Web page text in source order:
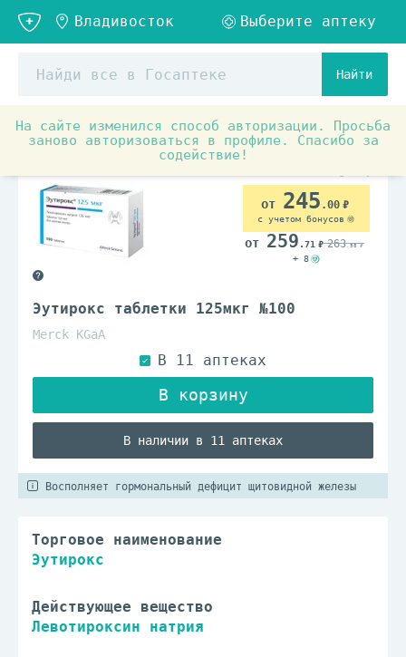
Найти
На сайте изменился способ авторизации. Просьба
заново авторизоваться в профиле. Спасибо за
содействие!
Аптечные товары Препараты при заболеваниях
Эутирокс таблетки 125мкг №100
Merck KGaA
В наличии в 11 аптеках
245 .00
с учетом бонусов
259 .71 263.98
+ 8
Восполняет гормональный дефицит щитовидной железы
Торговое наименование
Эутирокс
Действующее вещество
Левотироксин натрия